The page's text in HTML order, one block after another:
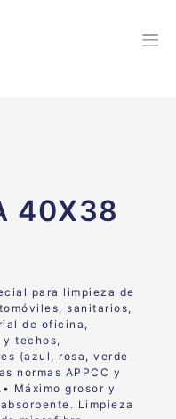
40X38
para limpieza de
sanitarios,
de oficina,
y techos,
(azul, rosa, verde
normas APPCC y
• Máximo grosor y
Limpieza